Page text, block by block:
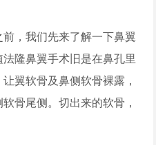
，我们先来了解一下鼻翼
隆鼻翼手术旧是在鼻孔里
翼软骨及鼻侧软骨裸露，
骨尾侧。切出来的软骨，